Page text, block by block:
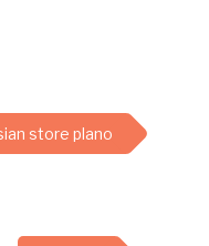
store plano